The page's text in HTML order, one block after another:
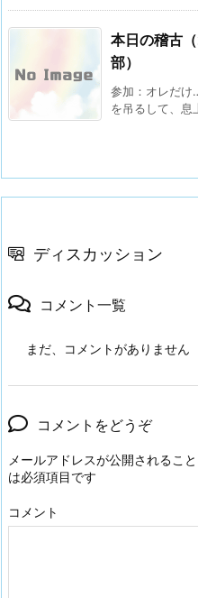
本日の稽古
部）
参加：オレだけ
を吊るして、息
ディスカッション
コメント一覧
まだ、コメントがありません
コメントをどうぞ
メールアドレスが公開されること
は必須項目です
コメント